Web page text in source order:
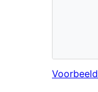
Voorbeeld